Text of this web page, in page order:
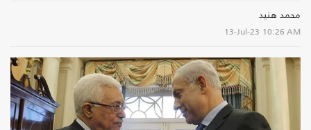
محمد هنيد
13-Jul-23 10:26 AM